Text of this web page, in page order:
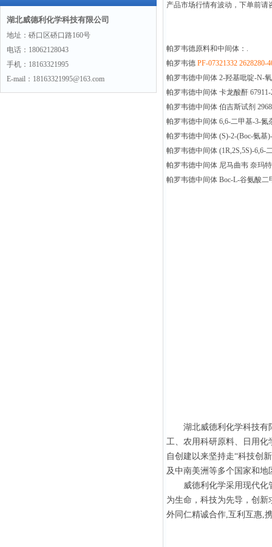
湖北威德利化学科技有限公司
地址：硚口区硚口路160号
电话：18062128043
手机：18163321995
E-mail：18163321995@163.com
产品市场行情有波动，下单前
帕罗韦德原料和中间体：.
帕罗韦德 PF-07321332 2628280-
帕罗韦德中间体 2-羟基吡啶-N-
帕罗韦德中间体 卡龙酸酐 67911-
帕罗韦德中间体 伯吉斯试剂
帕罗韦德中间体 6,6-二甲基-3-氮
帕罗韦德中间体 (S)-2-(Boc-氨基
帕罗韦德中间体 (1R,2S,5S)-6,6-
帕罗韦德中间体 尼马曲韦 奈玛特
帕罗韦德中间体 Boc-L-谷氨酸二
湖北威德利化学科技有
工、农用科研原料、日用
自创建以来坚持走“科技创
及中南美洲等多个国家和地
威德利化学采用现代化管
为生命，科技为先导，创
外同仁精诚合作,互利互惠,